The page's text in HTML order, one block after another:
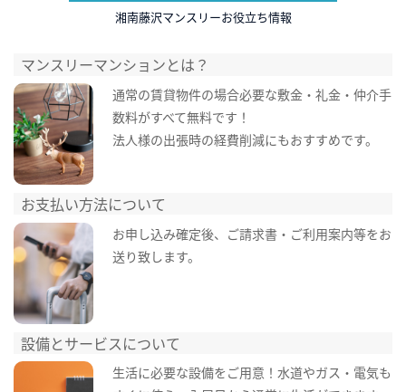
湘南藤沢マンスリーお役立ち情報
マンスリーマンションとは？
通常の賃貸物件の場合必要な敷金・礼金・仲介手
数料がすべて無料です！
法人様の出張時の経費削減にもおすすめです。
お支払い方法について
お申し込み確定後、ご請求書・ご利用案内等をお
送り致します。
設備とサービスについて
生活に必要な設備をご用意！水道やガス・電気も